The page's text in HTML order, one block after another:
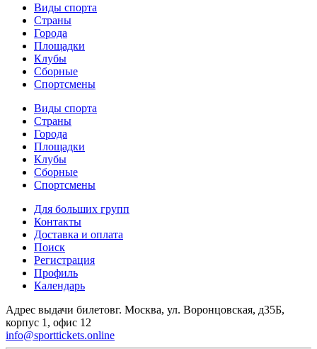
Виды спорта
Страны
Города
Площадки
Клубы
Сборные
Спортсмены
Виды спорта
Страны
Города
Площадки
Клубы
Сборные
Спортсмены
Для больших групп
Контакты
Доставка и оплата
Поиск
Регистрация
Профиль
Календарь
Адрес выдачи билетовг. Москва, ул. Воронцовская, д35Б,
корпус 1, офис 12
info@sporttickets.online